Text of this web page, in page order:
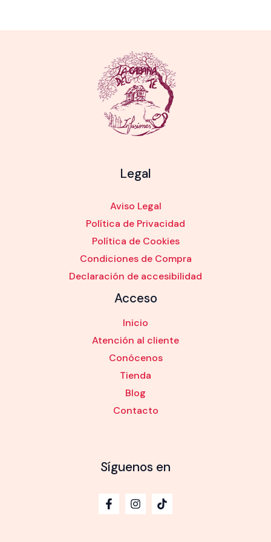
Legal
Aviso Legal
Política de Privacidad
Política de Cookies
Condiciones de Compra
Declaración de accesibilidad
Acceso
Inicio
Atención al cliente
Conócenos
Tienda
Blog
Contacto
Síguenos en